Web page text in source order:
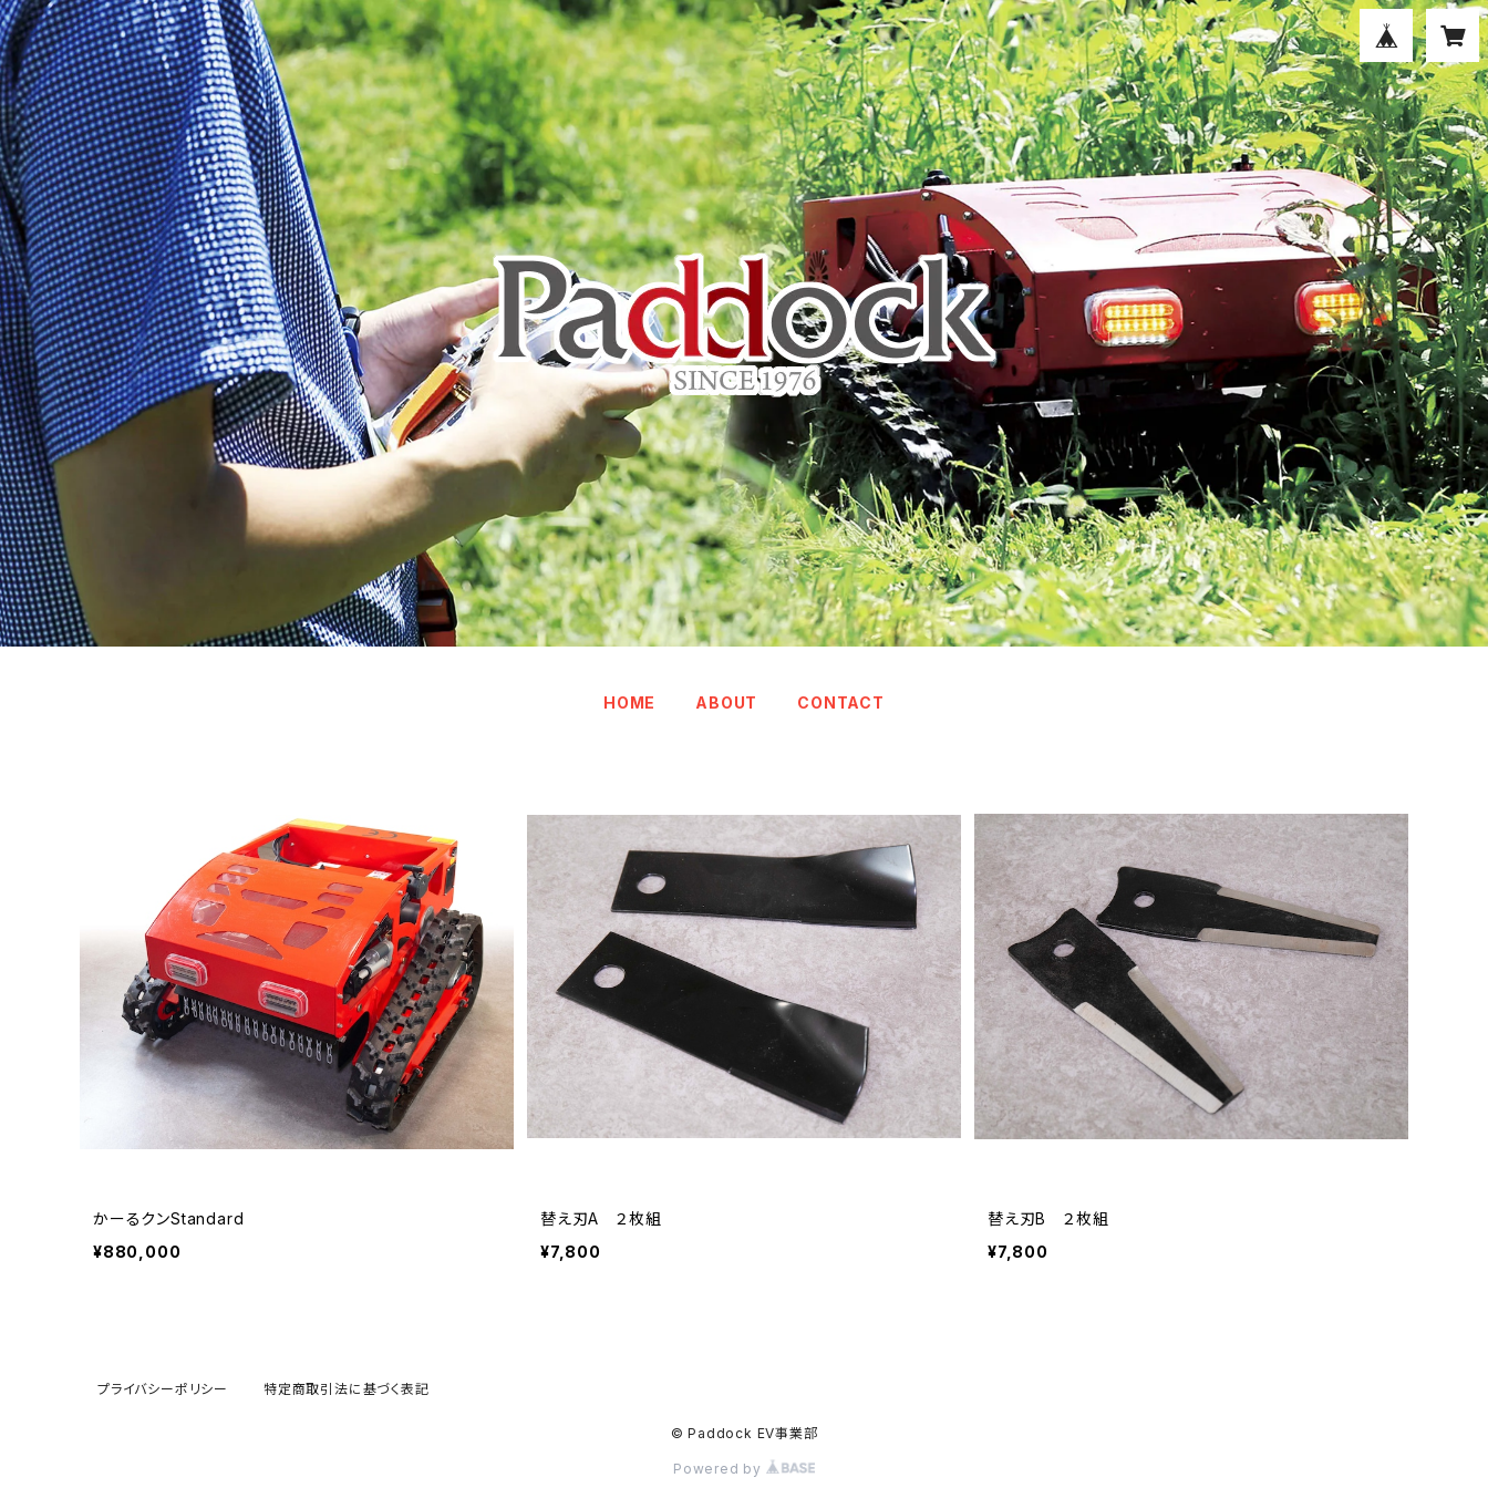
HOME ABOUT CONTACT
かーるクンStandard
¥880,000
替え刃A ２枚組
¥7,800
替え刃B ２枚組
¥7,800
プライバシーポリシー 特定商取引法に基づく表記
© Paddock EV事業部
Powered by